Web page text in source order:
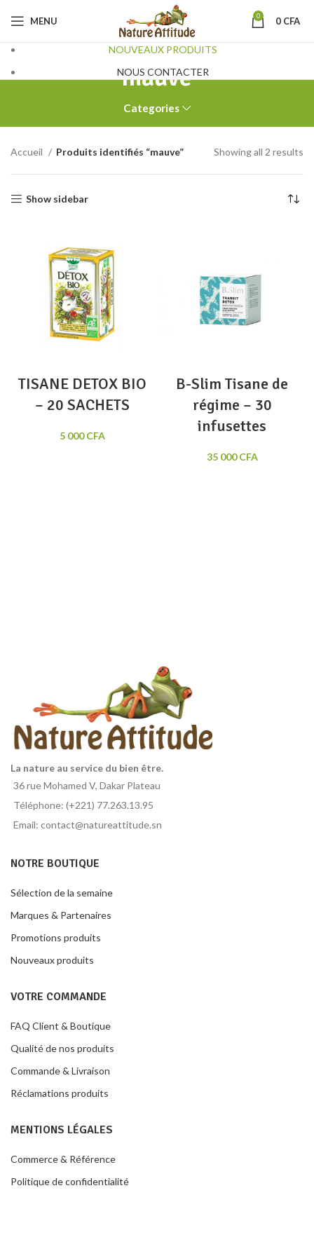
MENU 0 0 CFA
NOUVEAUX PRODUITS
NOUS CONTACTER
mauve
Categories
Accueil Produits identifiés “mauve” Showing all 2 results
Show sidebar
TISANE DETOX BIO
– 20 SACHETS
5 000CFA
B-Slim Tisane de
régime – 30
infusettes
35 000CFA
La nature au service du bien être.
36 rue Mohamed V, Dakar Plateau
Téléphone: (+221) 77.263.13.95
Email: contact@natureattitude.sn
NOTRE BOUTIQUE
Sélection de la semaine
Marques & Partenaires
Promotions produits
Nouveaux produits
VOTRE COMMANDE
FAQ Client & Boutique
Qualité de nos produits
Commande & Livraison
Réclamations produits
MENTIONS LÉGALES
Commerce & Référence
Politique de confidentialité